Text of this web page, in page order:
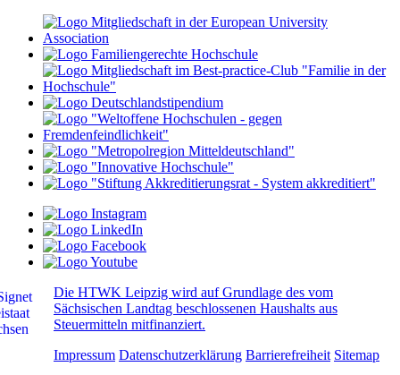
Die HTWK Leipzig wird auf Grundlage des vom
Sächsischen Landtag beschlossenen Haushalts aus
Steuermitteln mitfinanziert.
Impressum Datenschutzerklärung Barrierefreiheit Sitemap